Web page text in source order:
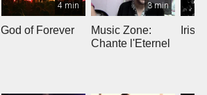
4 min
God of Forever
3 min
Music Zone:
Chante l'Eternel
Irish